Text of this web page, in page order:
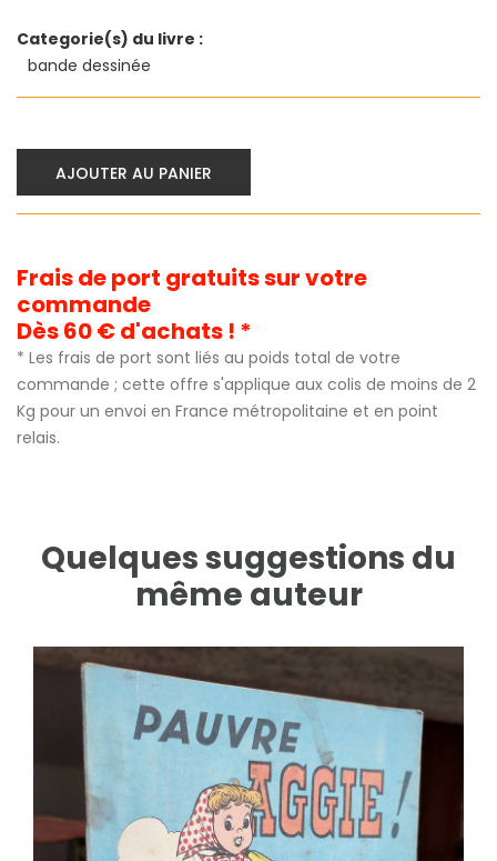
Categorie(s) du livre :
bande dessinée
AJOUTER AU PANIER
Frais de port gratuits sur votre
commande
Dès 60 € d'achats ! *
* Les frais de port sont liés au poids total de votre
commande ; cette offre s'applique aux colis de moins de 2
Kg pour un envoi en France métropolitaine et en point
relais.
Quelques suggestions du
même auteur